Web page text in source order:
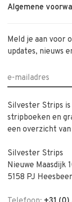
Algemene
Meld je aan voor
updates, nieuws
Silvester Strips
stripboeken en
een overzicht
Silvester Strips
Nieuwe Maasdijk
5158 PJ